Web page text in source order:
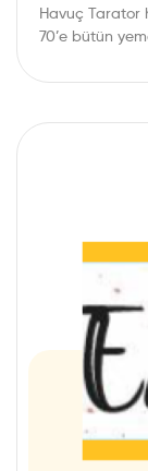
Havuç Tarator
70’e bütün